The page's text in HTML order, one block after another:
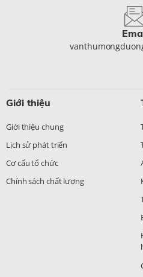
Giới thiệu
Giới thiệu chung
Lịch sử phát triển
Cơ cấu tổ chức
Chính sách chất lượng